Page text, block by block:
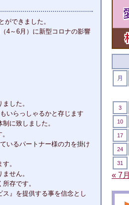
できました。
4～6月）に新型コロナの影響
した。
いらっしゃるかと存じます
に致しました。
いるパートナー様の力を掛け
。
せん。
存です。
』を提供する事を信念とし
月
3
10
17
24
31
« 7月